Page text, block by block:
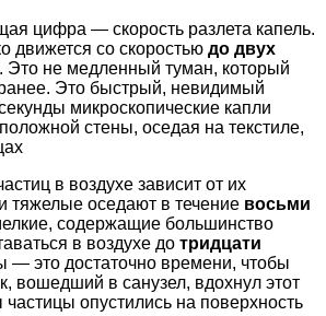
цифра — скорость разлета капель.
движется со скоростью до двух
. Это не медленный туман, который
Это быстрый, невидимый
микроскопические капли
стены, оседая на текстиле,
в воздухе зависит от их
тяжелые оседают в течение восьми
содержащие большинство
в воздухе до тридцати
— это достаточно времени, чтобы
вошедший в санузел, вдохнул этот
частицы опустились на поверхность